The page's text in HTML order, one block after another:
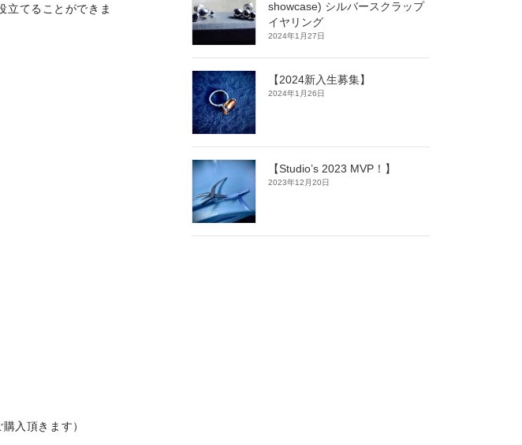
立てることができま
入頂きます）
showcase) シルバースクラップ
イヤリング
2024年1月27日
【2024新入生募集】
2024年1月26日
【Studio’s 2023 MVP！】
2023年12月20日